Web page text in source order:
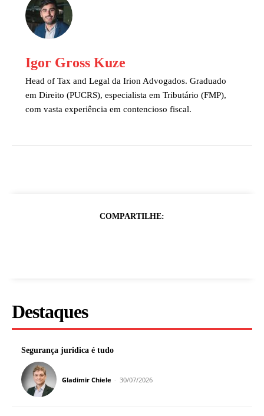
Igor Gross Kuze
Head of Tax and Legal da Irion Advogados. Graduado
em Direito (PUCRS), especialista em Tributário (FMP),
com vasta experiência em contencioso fiscal.
COMPARTILHE:
Destaques
Segurança juridica é tudo
Gladimir Chiele - 30/07/2026